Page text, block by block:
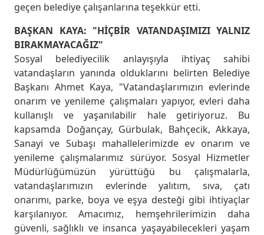
geçen belediye çalışanlarına teşekkür etti.
BAŞKAN KAYA: "HİÇBİR VATANDAŞIMIZI YALNIZ
BIRAKMAYACAĞIZ"
Sosyal belediyecilik anlayışıyla ihtiyaç sahibi
vatandaşların yanında olduklarını belirten Belediye
Başkanı Ahmet Kaya, "Vatandaşlarımızın evlerinde
onarım ve yenileme çalışmaları yapıyor, evleri daha
kullanışlı ve yaşanılabilir hale getiriyoruz. Bu
kapsamda Doğançay, Gürbulak, Bahçecik, Akkaya,
Sanayi ve Subaşı mahallelerimizde ev onarım ve
yenileme çalışmalarımız sürüyor. Sosyal Hizmetler
Müdürlüğümüzün yürüttüğü bu çalışmalarla,
vatandaşlarımızın evlerinde yalıtım, sıva, çatı
onarımı, parke, boya ve eşya desteği gibi ihtiyaçlar
karşılanıyor. Amacımız, hemşehrilerimizin daha
güvenli, sağlıklı ve insanca yaşayabilecekleri yaşam